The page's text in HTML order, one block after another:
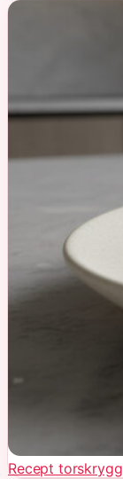
Recept